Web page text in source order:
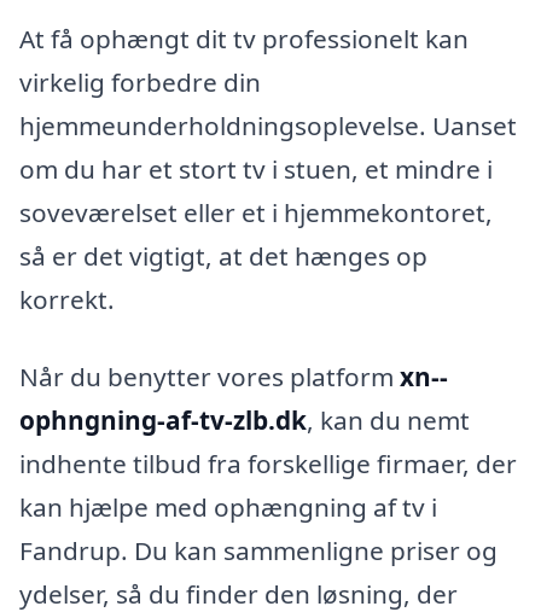
At få ophængt dit tv professionelt kan
virkelig forbedre din
hjemmeunderholdningsoplevelse. Uanset
om du har et stort tv i stuen, et mindre i
soveværelset eller et i hjemmekontoret,
så er det vigtigt, at det hænges op
korrekt.
Når du benytter vores platform xn--
ophngning-af-tv-zlb.dk, kan du nemt
indhente tilbud fra forskellige firmaer, der
kan hjælpe med ophængning af tv i
Fandrup. Du kan sammenligne priser og
ydelser, så du finder den løsning, der